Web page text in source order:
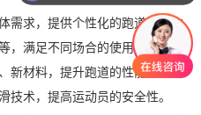
需求，提供个性化的跑道设计方
，满足不同场合的使用需求。
新材料，提升跑道的性能和使用
技术，提高运动员的安全性。